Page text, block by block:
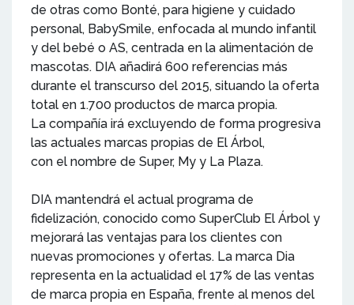
de otras como Bonté, para higiene y cuidado
personal, BabySmile, enfocada al mundo infantil
y del bebé o AS, centrada en la alimentación de
mascotas. DIA añadirá 600 referencias más
durante el transcurso del 2015, situando la oferta
total en 1.700 productos de marca propia.
La compañía irá excluyendo de forma progresiva
las actuales marcas propias de El Árbol,
con el nombre de Super, My y La Plaza.
DIA mantendrá el actual programa de
fidelización, conocido como SuperClub El Árbol y
mejorará las ventajas para los clientes con
nuevas promociones y ofertas. La marca Dia
representa en la actualidad el 17% de las ventas
de marca propia en España, frente al menos del